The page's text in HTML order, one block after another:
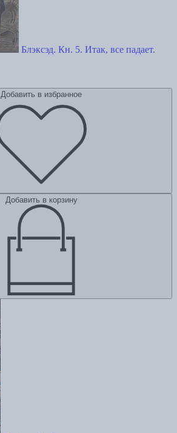
Блэксэд. Кн. 5. Итак, все падает.
Добавить в избранное
Добавить в корзину